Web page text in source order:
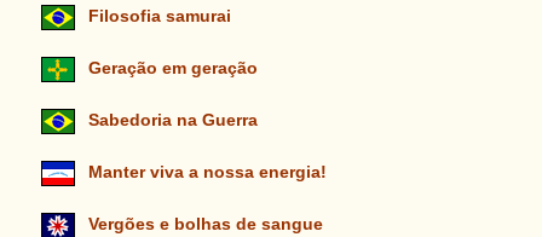
Filosofia samurai
Geração em geração
Sabedoria na Guerra
Manter viva a nossa energia!
Vergões e bolhas de sangue